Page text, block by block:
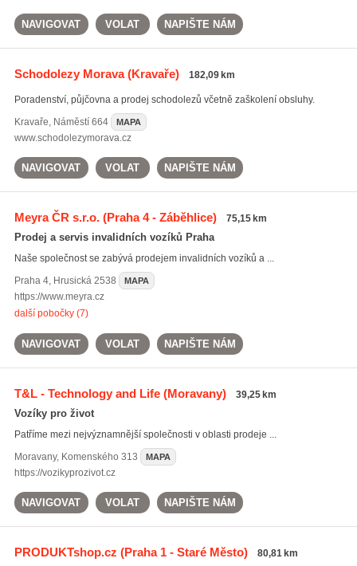
NAVIGOVAT VOLAT NAPIŠTE NÁM
Schodolezy Morava(Kravaře) 182,09 km
Poradenství, půjčovna a prodej schodolezů včetně zaškolení obsluhy.
Kravaře, Náměstí 664 MAPA
www.schodolezymorava.cz
NAVIGOVAT VOLAT NAPIŠTE NÁM
Meyra ČR s.r.o.(Praha 4 - Záběhlice) 75,15 km
Prodej a servis invalidních vozíků Praha
Naše společnost se zabývá prodejem invalidních vozíků a ...
Praha 4, Hrusická 2538 MAPA
https://www.meyra.cz
další pobočky (7)
NAVIGOVAT VOLAT NAPIŠTE NÁM
T&L - Technology and Life(Moravany) 39,25 km
Vozíky pro život
Patříme mezi nejvýznamnější společnosti v oblasti prodeje ...
Moravany, Komenského 313 MAPA
https://vozikyprozivot.cz
NAVIGOVAT VOLAT NAPIŠTE NÁM
PRODUKTshop.cz (Praha 1 - Staré Město) 80,81 km